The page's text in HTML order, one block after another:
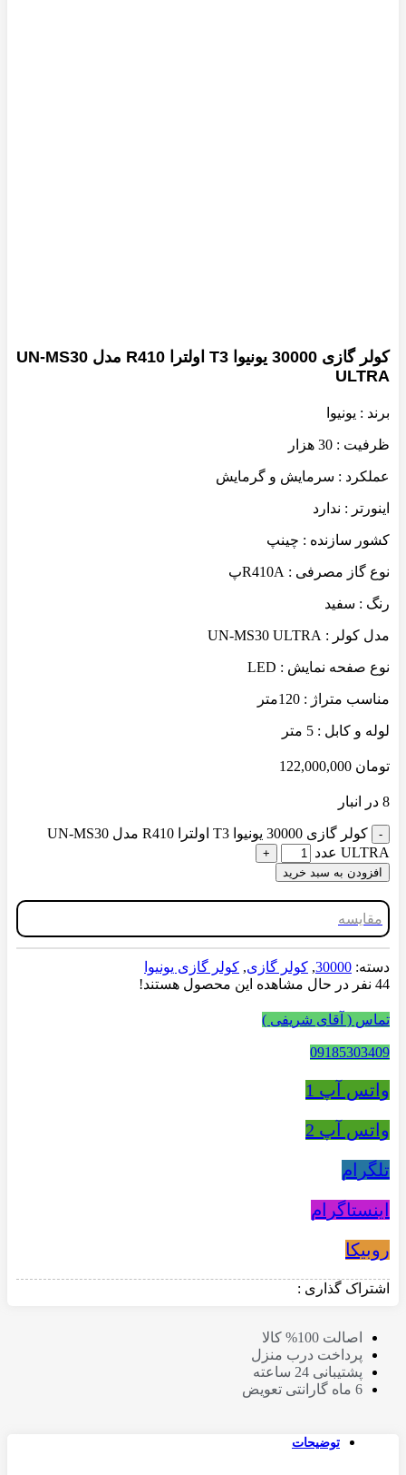
کولر گازی 30000 یونیوا T3 اولترا R410 مدل UN-MS30
ULTRA
برند : یونیوا
ظرفیت : 30 هزار
عملکرد : سرمایش و گرمایش
اینورتر : ندارد
کشور سازنده : چینپ
نوع گاز مصرفی : R410Aپ
رنگ : سفید
مدل کولر : UN-MS30 ULTRA
نوع صفحه نمایش : LED
مناسب متراژ : 120متر
لوله و کابل : 5 متر
تومان
8 در انبار
کولر گازی 30000 یونیوا T3 اولترا R410 مدل UN-MS30
ULTRA عدد
افزودن به سبد خرید
مقایسه
دسته: 30000
, کولر گازی, کولر گازی یونیوا
44 نفر در حال مشاهده این محصول هستند!
تماس ( آقای شریفی )
09185303409
واتس آپ 1
واتس آپ 2
تلگرام
اینستاگرام
روبیکا
اشتراک گذاری :
اصالت 100% کالا
پرداخت درب منزل
پشتیبانی 24 ساعته
6 ماه گارانتی تعویض
توضیحات